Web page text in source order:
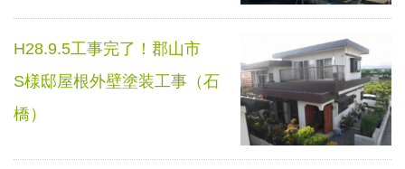
H28.9.5工事完了！郡山市
S様邸屋根外壁塗装工事（石
橋）